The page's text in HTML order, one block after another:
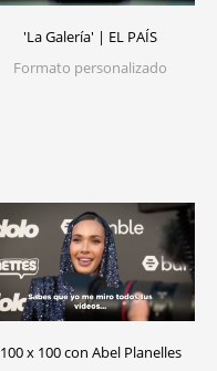
'La Galería' | EL PAÍS
Formato personalizado
100 x 100 con Abel Planelles